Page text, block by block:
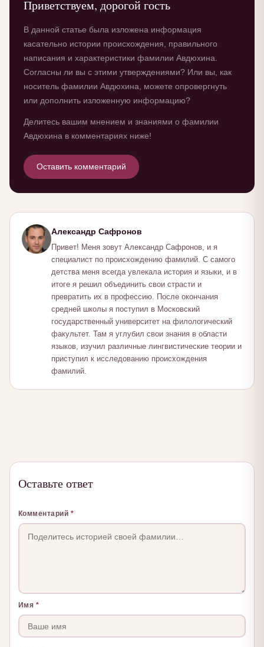
Приветствуем, дорогой гость
В данной статье была изложена информация
касательно истории происхождения, правильного
написания и характеристики фамилии Авдюхина.
Согласны ли вы с этими утверждениями? Или вы, как
носитель фамилии Авдюхина, можете опровергнуть
или дополнить изложенную информацию?
Делитесь вашим мнением и знаниями о фамилии
Авдюхина в комментариях ниже!
Оставить комментарий
Александр Сафронов
Привет! Меня зовут Александр Сафронов, и я
специалист по происхождению фамилий. С самого
детства меня всегда увлекала история и языки, и в
итоге я решил объединить свои страсти и
превратить их в профессию. После окончания
средней школы я поступил в Московский
государственный университет на филологический
факультет. Там я углубил свои знания в области
языков, изучил различные лингвистические теории и
приступил к исследованию происхождения
фамилий.
Оставьте ответ
Комментарий *
Имя *